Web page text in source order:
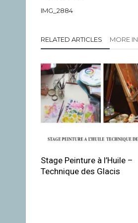
IMG_2884
RELATED ARTICLES MORE IN
Stage Peinture à l’Huile –
Technique des Glacis